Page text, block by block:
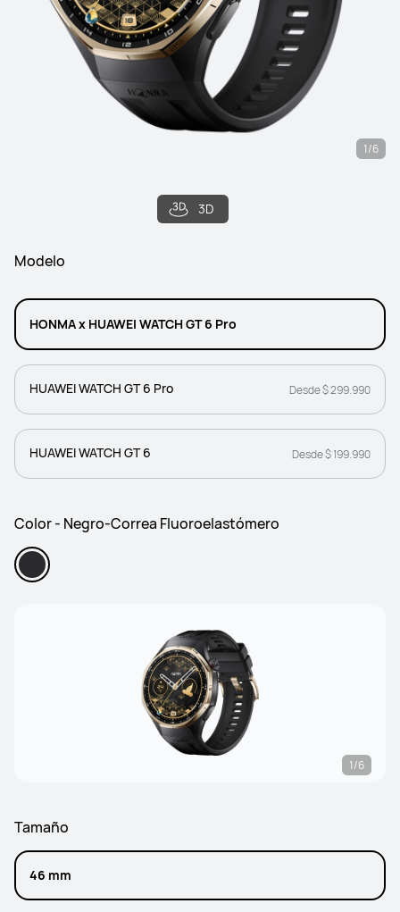
3D
1/6
Modelo
HONMA x HUAWEI WATCH GT 6 Pro
HUAWEI WATCH GT 6 Pro Desde $ 299.990
HUAWEI WATCH GT 6 Desde $ 199.990
Color - Negro-Correa Fluoroelastómero
1/6
Tamaño
46 mm